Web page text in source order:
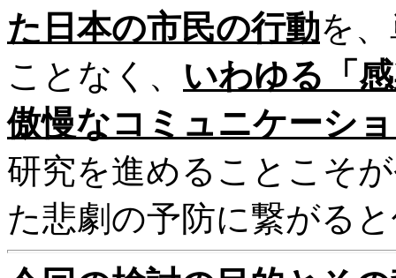
た日本の市民の行動を
ことなく、 いわゆる「
傲慢なコミュニケーシ
研究を進めることこそ
た悲劇の予防に繋がる